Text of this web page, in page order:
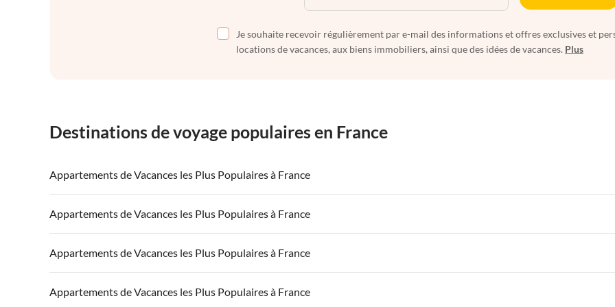
Je souhaite recevoir régulièrement par e-mail des informations et offres exclusives et
locations de vacances, aux biens immobiliers, ainsi que des idées de vacances. Plus
Destinations de voyage populaires en France
Appartements de Vacances les Plus Populaires à France
Appartements de Vacances à France Appartements de Vacances à Paris-Ile de France
Appartements de Vacances à Côte atlantique Appartements de Vacances à la Normandie Appartements de Vacances à Sud de la
Appartements de Vacances à Côte d'Azur
Appartements de Vacances les Plus Populaires à France
Appartements de Vacances à France Appartements de Vacances à Paris-Ile de France
Appartements de Vacances à Côte atlantique Appartements de Vacances à la Normandie Appartements de Vacances à Sud de la
Appartements de Vacances à Côte d'Azur
Appartements de Vacances les Plus Populaires à France
Appartements de Vacances à France Appartements de Vacances à Paris-Ile de France
Appartements de Vacances les Plus Populaires à France